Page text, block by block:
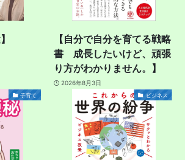
【自分で自分を育てる戦略
書 成長したいけど、頑張
り方がわかりません。】
2026年8月3日
子育て ビジネス